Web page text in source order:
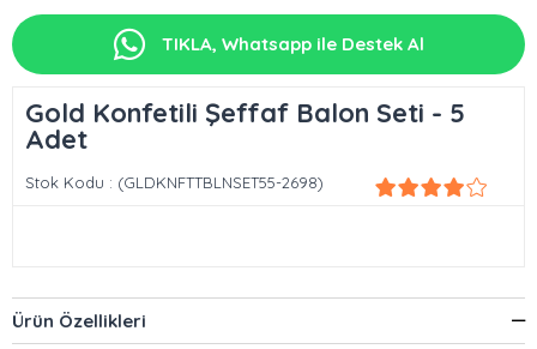
TIKLA, Whatsapp ile Destek Al
Gold Konfetili Şeffaf Balon Seti - 5
Adet
Stok Kodu (GLDKNFTTBLNSET55-2698)
Ürün Özellikleri